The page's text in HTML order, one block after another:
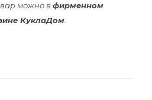
можно вфирменном
КуклаДом